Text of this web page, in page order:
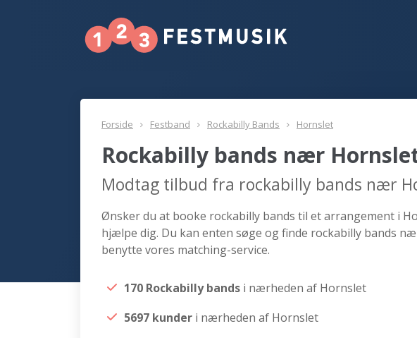
Forside Festband Rockabilly Bands Hornslet
Rockabilly bands nær
Modtag tilbud fra rockabilly bands nær
Ønsker du at booke rockabilly bands til et arrangement i
hjælpe dig. Du kan enten søge og finde rockabilly bands
benytte vores matching-service.
170 Rockabilly bands i nærheden af Hornslet
5697 kunder i nærheden af Hornslet